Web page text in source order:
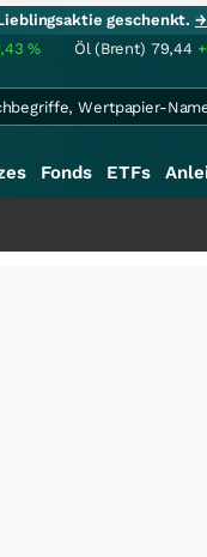
geschenkt.
% Öl (Brent) 79,44
Fonds ETFs